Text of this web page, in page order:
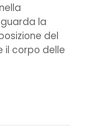
la
del
corpo delle